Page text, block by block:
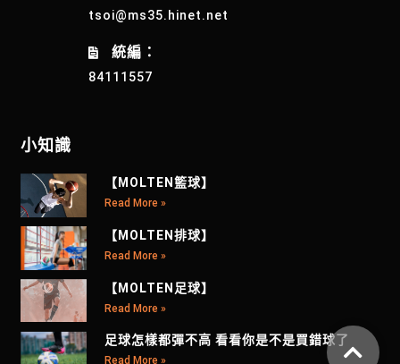
tsoi@ms35.hinet.net
統編：
84111557
小知識
【MOLTEN籃球】
Read More »
【MOLTEN排球】
Read More »
【MOLTEN足球】
Read More »
足球怎樣都彈不高 看看你是不是買錯球了
Read More »